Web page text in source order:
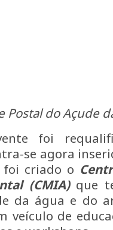
Postal do Açude
foi
se agora
foi criado o
(CMIA)que
da água e do
veículo de